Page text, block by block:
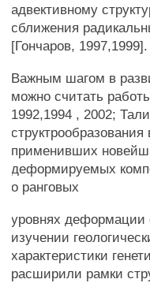
адвективному
сближения
[Гончаров, 1997,1999].
Важным шагом в
можно считать
1992,1994 , 2002;
применивших
деформируемых
о ранговых
уровнях деформации
изучении
характеристики
расширили рамки